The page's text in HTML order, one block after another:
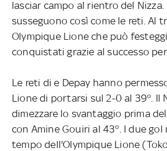
lasciar campo al rientro del
susseguono così come le reti. Al
Olympique Lione che può
conquistati grazie al successo per
Le reti di e Depay hanno
Lione di portarsi sul 2-0 al 39°. Il
dimezzare lo svantaggio prima
con Amine Gouiri al 43°. I due gol
tempo dell'Olympique Lione